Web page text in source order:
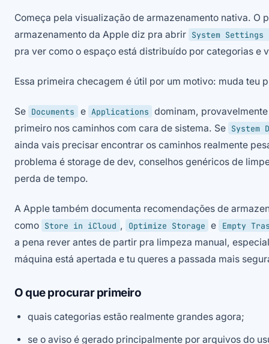
Começa pela visualização de armazenamento nativa. O
armazenamento da Apple diz pra abrir System Settings
pra ver como o espaço está distribuído por categorias e
Essa primeira checagem é útil por um motivo: muda teu
Se Documents e Applications dominam,
primeiro nos caminhos com cara de sistema. Se System
ainda vais precisar encontrar os caminhos realmente
problema é storage de dev, conselhos genéricos de
perda de tempo.
A Apple também documenta recomendações de
como Store in iCloud , Optimize Storage e Empty
a pena rever antes de partir pra limpeza manual,
máquina está apertada e tu queres a passada mais
O que procurar primeiro
quais categorias estão realmente grandes agora;
se o aviso é gerado principalmente por arquivos do